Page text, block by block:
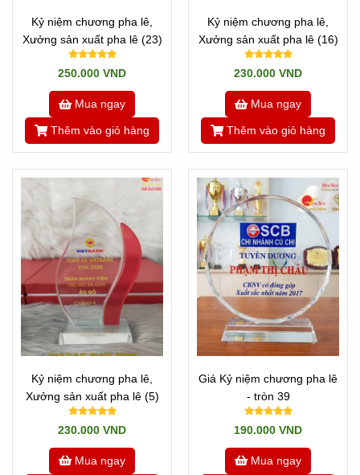
Kỷ niệm chương pha lê,
Xưởng sản xuất pha lê (23)
250.000 VND
Mua ngay
Thêm vào giỏ hàng
Kỷ niệm chương pha lê,
Xưởng sản xuất pha lê (16)
230.000 VND
Mua ngay
Thêm vào giỏ hàng
Kỷ niệm chương pha lê,
Xưởng sản xuất pha lê (5)
230.000 VND
Mua ngay
Giá Kỷ niệm chương pha lê
- tròn 39
190.000 VND
Mua ngay